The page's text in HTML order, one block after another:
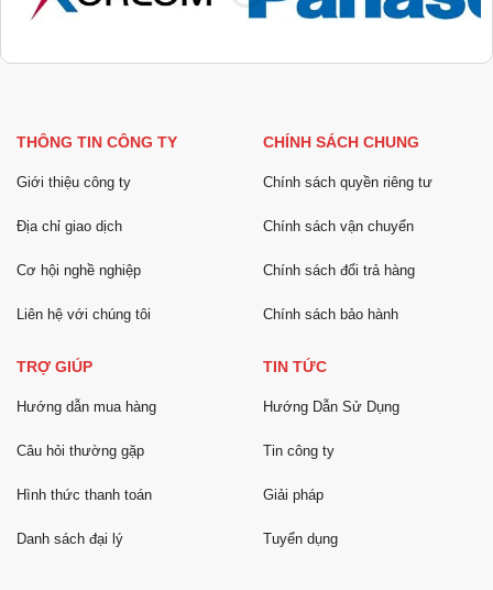
THÔNG TIN CÔNG TY
Giới thiệu công ty
Địa chỉ giao dịch
Cơ hội nghề nghiệp
Liên hệ với chúng tôi
CHÍNH SÁCH CHUNG
Chính sách quyền riêng tư
Chính sách vận chuyển
Chính sách đổi trả hàng
Chính sách bảo hành
TRỢ GIÚP
Hướng dẫn mua hàng
Câu hỏi thường gặp
Hình thức thanh toán
Danh sách đại lý
TIN TỨC
Hướng Dẫn Sử Dụng
Tin công ty
Giải pháp
Tuyển dụng